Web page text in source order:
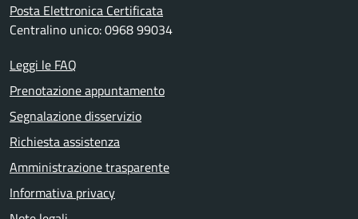
Posta Elettronica Certificata
Centralino unico: 0968 99034
Leggi le FAQ
Prenotazione appuntamento
Segnalazione disservizio
Richiesta assistenza
Amministrazione trasparente
Informativa privacy